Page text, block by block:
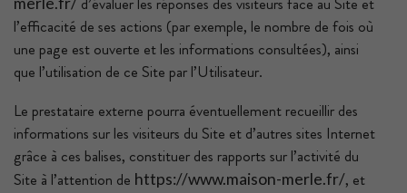
l’efficacité de ses actions (par exemple, le nombre de fois où
une page est ouverte et les informations consultées), ainsi
que l’utilisation de ce Site par l’Utilisateur.
Le prestataire externe pourra éventuellement recueillir des
informations sur les visiteurs du Site et d’autres sites Internet
grâce à ces balises, constituer des rapports sur l’activité du
Site à l’attention de https://www.maison-merle.fr/, et